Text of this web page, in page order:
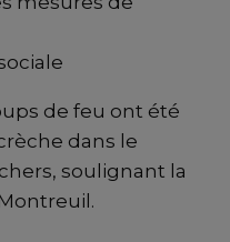
de feu ont été
dans le
soulignant la